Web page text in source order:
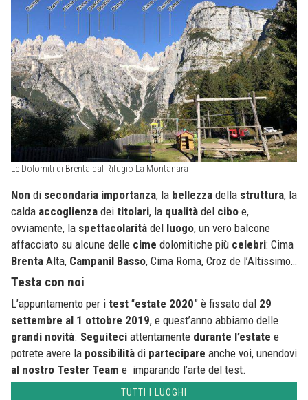
Le Dolomiti di Brenta dal Rifugio La Montanara
Non di secondaria importanza, la bellezza della struttura, la
calda accoglienza dei titolari, la qualità del cibo e,
ovviamente, la spettacolarità del luogo, un vero balcone
affacciato su alcune delle cime dolomitiche più celebri: Cima
Brenta Alta, Campanil Basso, Cima Roma, Croz de l’Altissimo…
Testa con noi
L’appuntamento per i test “estate 2020” è fissato dal 29
settembre al 1 ottobre 2019, e quest’anno abbiamo delle
grandi novità. Seguiteci attentamente durante l’estate e
potrete avere la possibilità di partecipare anche voi, unendovi
al nostro Tester Team e imparando l’arte del test.
TUTTI I LUOGHI